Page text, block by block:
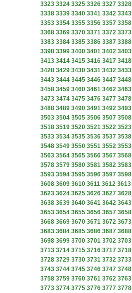
3323 3324 3325 3326 3327 3328
3338 3339 3340 3341 3342 3343
3353 3354 3355 3356 3357 3358
3368 3369 3370 3371 3372 3373
3383 3384 3385 3386 3387 3388
3398 3399 3400 3401 3402 3403
3413 3414 3415 3416 3417 3418
3428 3429 3430 3431 3432 3433
3443 3444 3445 3446 3447 3448
3458 3459 3460 3461 3462 3463
3473 3474 3475 3476 3477 3478
3488 3489 3490 3491 3492 3493
3503 3504 3505 3506 3507 3508
3518 3519 3520 3521 3522 3523
3533 3534 3535 3536 3537 3538
3548 3549 3550 3551 3552 3553
3563 3564 3565 3566 3567 3568
3578 3579 3580 3581 3582 3583
3593 3594 3595 3596 3597 3598
3608 3609 3610 3611 3612 3613
3623 3624 3625 3626 3627 3628
3638 3639 3640 3641 3642 3643
3653 3654 3655 3656 3657 3658
3668 3669 3670 3671 3672 3673
3683 3684 3685 3686 3687 3688
3698 3699 3700 3701 3702 3703
3713 3714 3715 3716 3717 3718
3728 3729 3730 3731 3732 3733
3743 3744 3745 3746 3747 3748
3758 3759 3760 3761 3762 3763
3773 3774 3775 3776 3777 3778